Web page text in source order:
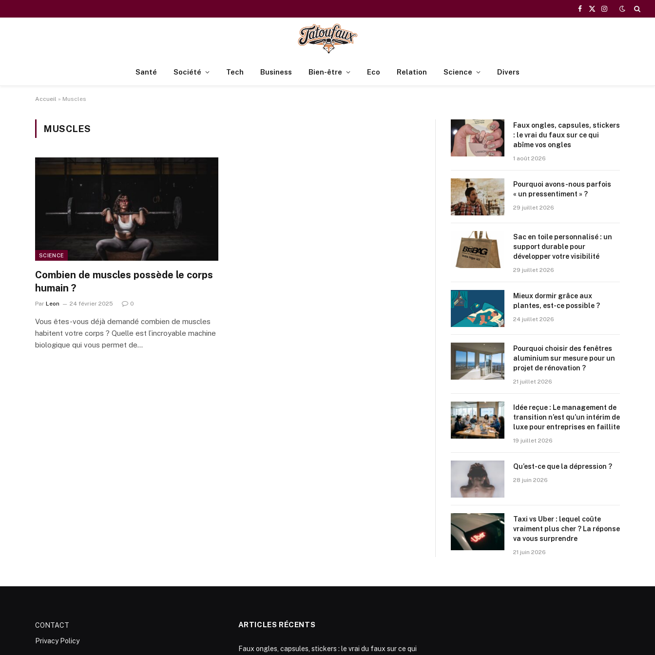
Facebook
X
Instagram
Santé Société Tech Business Bien-être Eco Relation Science Divers
Accueil » Muscles
MUSCLES
SCIENCE
Combien de muscles possède le corps
humain ?
Par Leon 24 février 2025 0
Vous êtes-vous déjà demandé combien de muscles
habitent votre corps ? Quelle est l’incroyable machine
biologique qui vous permet de…
Faux ongles, capsules, stickers
: le vrai du faux sur ce qui
abîme vos ongles
1 août 2026
Pourquoi avons-nous parfois
« un pressentiment » ?
29 juillet 2026
Sac en toile personnalisé : un
support durable pour
développer votre visibilité
29 juillet 2026
Mieux dormir grâce aux
plantes, est-ce possible ?
24 juillet 2026
Pourquoi choisir des fenêtres
aluminium sur mesure pour un
projet de rénovation ?
21 juillet 2026
Idée reçue : Le management de
transition n’est qu’un intérim de
luxe pour entreprises en faillite
19 juillet 2026
Qu’est-ce que la dépression ?
28 juin 2026
Taxi vs Uber : lequel coûte
vraiment plus cher ? La réponse
va vous surprendre
21 juin 2026
CONTACT
Privacy Policy
ARTICLES RÉCENTS
Faux ongles, capsules, stickers : le vrai du faux sur ce qui